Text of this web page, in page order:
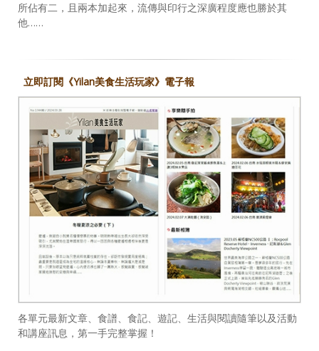
所佔有二，且兩本加起來，流傳與印行之深廣程度應也勝於其
他……
立即訂閱《Yilan美食生活玩家》電子報
各單元最新文章、食譜、食記、遊記、生活與閱讀隨筆以及活動
和講座訊息，第一手完整掌握！